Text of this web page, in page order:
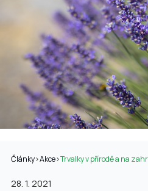
Články>Akce>Trvalky v přírodě a na
28. 1. 2021